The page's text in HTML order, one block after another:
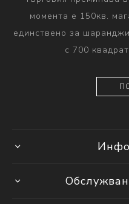
момента е 150кв.
единствено за
с 700